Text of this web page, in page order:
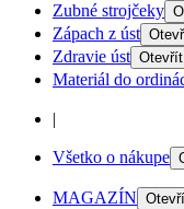
Zubné strojčeky
Zápach z úst
Zdravie úst Otevřít
Materiál do
|
Všetko o nákupe
MAGAZÍN